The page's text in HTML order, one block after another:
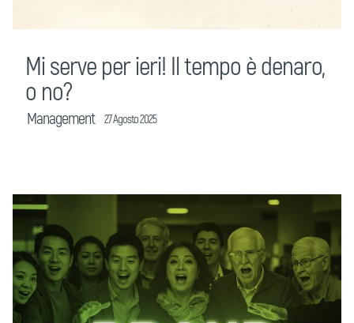
Mi serve per ieri! Il tempo è denaro,
o no?
Management 27 Agosto 2025